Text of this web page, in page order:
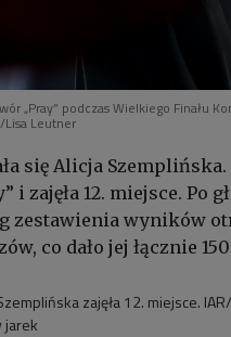
„Pray” podczas Wielkiego Finału
Lisa Leutner
się Alicja
i zajęła 12. miejsce. Po
zestawienia wyników
co dało jej łącznie
zajęła 12. miejsce.
jarek